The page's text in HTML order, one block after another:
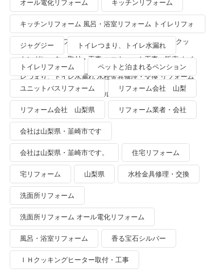
オール電化リフォーム キッチンリフォーム
キッチンリフォーム 風呂・浴室リフォーム トイレリフォ
ーム 洗面所リフォーム オール電化リフォーム ＩＨクッ
キングヒーター取付・工事 エコキュート工事・販売 トイ
レつまり、トイレ水漏れ 水栓金具修理・交換 リフォーム
業者・会社 ＴＯＴＯリモデルクラブ
ジャグジー トイレつまり、トイレ水漏れ
トイレリフォーム ペットと泊まれるペンション
ユニットバスリフォーム リフォーム会社 山梨
リフォーム会社 山梨県 リフォーム業者・会社
会社は山梨県・韮崎市です
会社は山梨県・韮崎市です。 住宅リフォーム
宅リフォーム 山梨県 水栓金具修理・交換
洗面所リフォーム
洗面所リフォーム オール電化リフォーム
風呂・浴室リフォーム 香る宝石シルバー
ＩＨクッキングヒーター取付・工事